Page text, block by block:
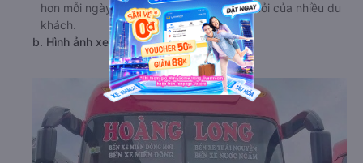
hơn mỗi ngày để không phụ lòng mong mỏi của nhiều du
khách.
b. Hình ảnh xe Hoàng Long (Đỏ)